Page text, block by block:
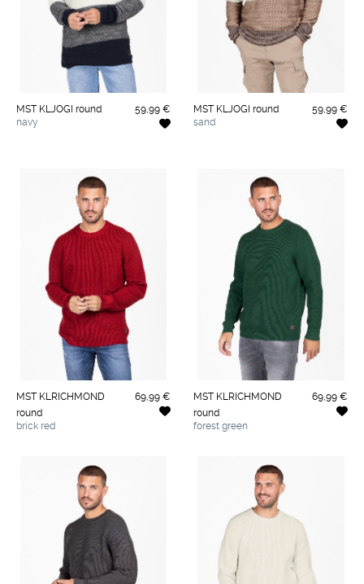
MST KLJOGI round
navy
59,99 €
MST KLJOGI round
sand
59,99 €
MST KLRICHMOND
round
brick red
69,99 €
MST KLRICHMOND
round
forest green
69,99 €